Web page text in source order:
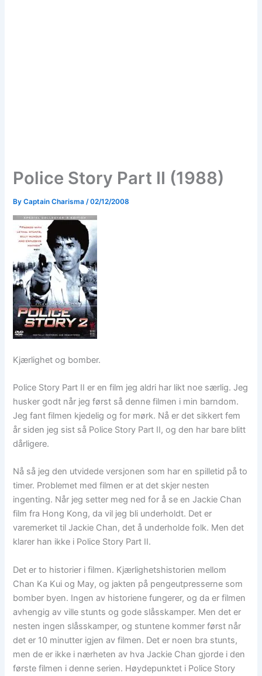
Police Story Part II (1988)
ByCaptain Charisma /02/12/2008
Kjærlighet og bomber.
Police Story Part II er en film jeg aldri har likt noe særlig. Jeg
husker godt når jeg først så denne filmen i min barndom.
Jeg fant filmen kjedelig og for mørk. Nå er det sikkert fem
år siden jeg sist så Police Story Part II, og den har bare blitt
dårligere.
Nå så jeg den utvidede versjonen som har en spilletid på to
timer. Problemet med filmen er at det skjer nesten
ingenting. Når jeg setter meg ned for å se en Jackie Chan
film fra Hong Kong, da vil jeg bli underholdt. Det er
varemerket til Jackie Chan, det å underholde folk. Men det
klarer han ikke i Police Story Part II.
Det er to historier i filmen. Kjærlighetshistorien mellom
Chan Ka Kui og May, og jakten på pengeutpresserne som
bomber byen. Ingen av historiene fungerer, og da er filmen
avhengig av ville stunts og gode slåsskamper. Men det er
nesten ingen slåsskamper, og stuntene kommer først når
det er 10 minutter igjen av filmen. Det er noen bra stunts,
men de er ikke i nærheten av hva Jackie Chan gjorde i den
første filmen i denne serien. Høydepunktet i Police Story